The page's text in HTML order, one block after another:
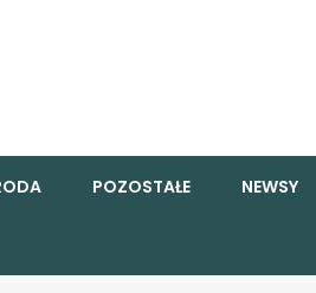
POZOSTAŁE NEWSY